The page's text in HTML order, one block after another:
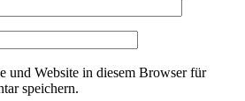
und Website in diesem Browser für
speichern.